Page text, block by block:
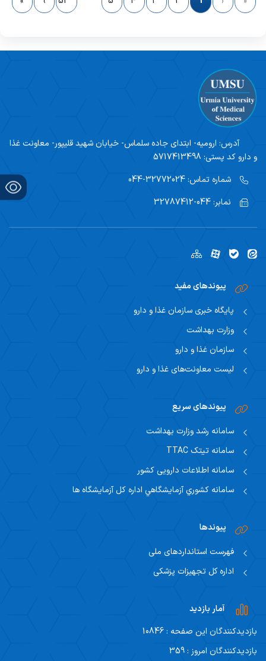
آدرس: ارومیه- ابتدای جاده سلماس- خیابان شهید قلیپور- معاونت غذا
و دارو کد پستی: 5717413498
شماره تماس:32772024-044
نمابر:044-32787412
پیوندهای مفید
پایگاه خبری سازمان غذا و دارو
وزارت بهداشت
سازمان غذا و دارو
لیست معاونت‌های غذا و دارو
پیوند‌های سریع
سامانه رشد وزارت بهداشت
سامانه تیتک TTAC
سامانه اطلاعات دارویی کشور
سامانه كشوري آزمايشگاهي اداره كل آزمايشگاه ها
پیوندها
فهرست استانداردهای ملی
اداره کل تجهیزات پزشکی
آمار بازدید
بازدیدکنندگان این صفحه : 10846
بازدیدکنندگان امروز : 359